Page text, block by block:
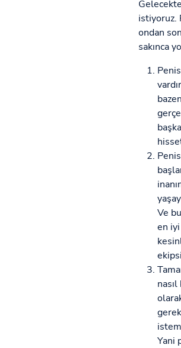
istiyoruz.
ondan
sakınca
Ve
en
Yani